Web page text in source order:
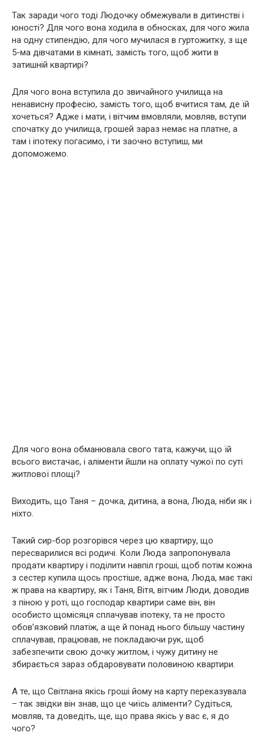
Так заради чого тоді Людочку обмежували в дитинстві і
юності? Для чого вона ходила в обносках, для чого жила
на одну стипендію, для чого мучилася в гуртожитку, з ще
5-ма дівчатами в кімнаті, замість того, щоб жити в
затишній квартирі?
Для чого вона вступила до звичайного училища на
ненависну професію, замість того, щоб вчитися там, де їй
хочеться? Адже і мати, і вітчим вмовляли, мовляв, вступи
спочатку до училища, грошей зараз немає на платне, а
там і іпотеку погасимо, і ти заочно вступиш, ми
допоможемо.
Для чого вона обманювала свого тата, кажучи, що їй
всього вистачає, і аліменти йшли на оплату чужої по суті
житлової площі?
Виходить, що Таня – дочка, дитина, а вона, Люда, ніби як і
ніхто.
Такий сир-бор розгорівся через цю квартиру, що
пересварилися всі родичі. Коли Люда запропонувала
продати квартиру і поділити навпіл гроші, щоб потім кожна
з сестер купила щось простіше, адже вона, Люда, має такі
ж права на квартиру, як і Таня, Вітя, вітчим Люди, доводив
з піною у роті, що господар квартири саме він, він
особисто щомісяця сплачував іпотеку, та не просто
обов’язковий платіж, а ще й понад нього більшу частину
сплачував, працював, не покладаючи рук, щоб
забезпечити свою дочку житлом, і чужу дитину не
збирається зараз обдаровувати половиною квартири.
А те, що Світлана якісь гроші йому на карту переказувала
– так звідки він знав, що це чиїсь аліменти? Судіться,
мовляв, та доведіть, ще, що права якісь у вас є, я до
чого?